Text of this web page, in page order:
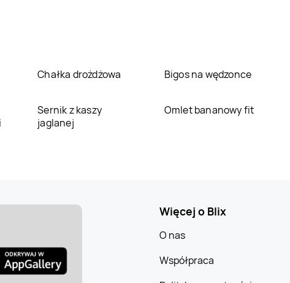
Chałka drożdżowa Bigos na wędzonce
Sernik z kaszy
jaglanej
Omlet bananowy fit
Więcej o Blix
O nas
Współpraca